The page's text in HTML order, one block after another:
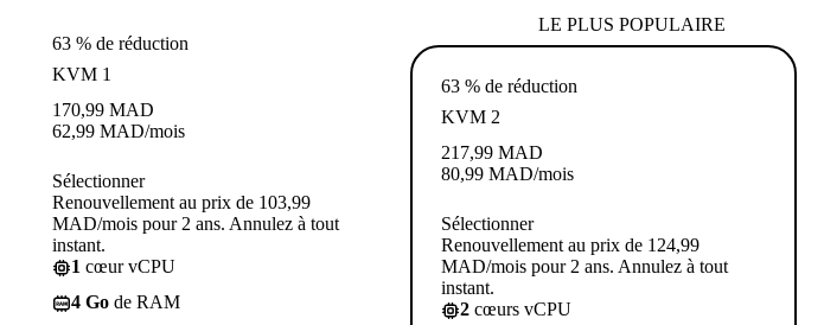
63 % de réduction
KVM 1
170,99 MAD
62,99 MAD/mois
Sélectionner
Renouvellement au prix de 103,99
MAD/mois pour 2 ans. Annulez à tout
instant.
1 cœur vCPU
4 Go de RAM
LE PLUS POPULAIRE
63 % de réduction
KVM 2
217,99 MAD
80,99 MAD/mois
Sélectionner
Renouvellement au prix de 124,99
MAD/mois pour 2 ans. Annulez à tout
instant.
2 cœurs vCPU